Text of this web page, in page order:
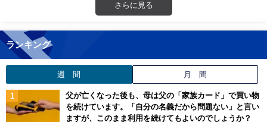
さらに見る
ランキング
週 間 月 間
父が亡くなった後も、母は父の「家族カード」で買い物
を続けています。「自分の名義だから問題ない」と言い
ますが、このまま利用を続けてもよいのでしょうか？